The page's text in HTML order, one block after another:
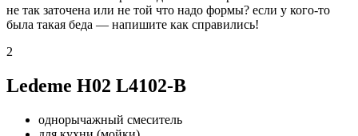
не так заточена или не той что надо формы? если у кого-то
была такая беда — напишите как справились!
2
Ledeme H02 L4102-B
однорычажный смеситель